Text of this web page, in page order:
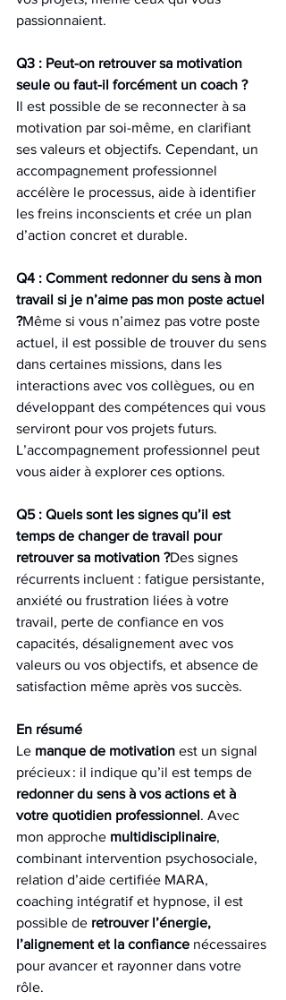
passionnaient.
Q3 : Peut-on retrouver sa motivation
seule ou faut-il forcément un coach ?
Il est possible de se reconnecter à sa
motivation par soi-même, en clarifiant
ses valeurs et objectifs. Cependant, un
accompagnement professionnel
accélère le processus, aide à identifier
les freins inconscients et crée un plan
d’action concret et durable.
Q4 : Comment redonner du sens à mon
travail si je n’aime pas mon poste actuel
?Même si vous n’aimez pas votre poste
actuel, il est possible de trouver du sens
dans certaines missions, dans les
interactions avec vos collègues, ou en
développant des compétences qui vous
serviront pour vos projets futurs.
L’accompagnement professionnel peut
vous aider à explorer ces options.
Q5 : Quels sont les signes qu’il est
temps de changer de travail pour
retrouver sa motivation ?Des signes
récurrents incluent : fatigue persistante,
anxiété ou frustration liées à votre
travail, perte de confiance en vos
capacités, désalignement avec vos
valeurs ou vos objectifs, et absence de
satisfaction même après vos succès.
En résumé
Le manque de motivation est un signal
précieux : il indique qu’il est temps de
redonner du sens à vos actions et à
votre quotidien professionnel. Avec
mon approche multidisciplinaire,
combinant intervention psychosociale,
relation d’aide certifiée MARA,
coaching intégratif et hypnose, il est
possible de retrouver l’énergie,
l’alignement et la confiance nécessaires
pour avancer et rayonner dans votre
rôle.